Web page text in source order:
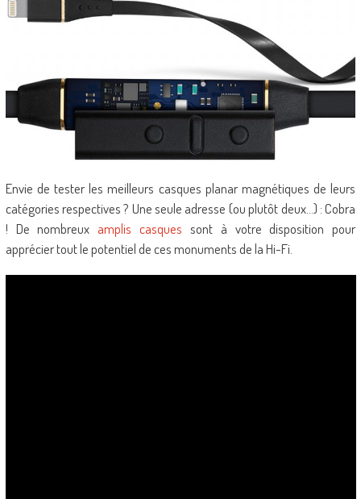
Envie de tester les meilleurs casques planar magnétiques de leurs
catégories respectives ? Une seule adresse (ou plutôt deux…) : Cobra
! De nombreux amplis casques sont à votre disposition pour
apprécier tout le potentiel de ces monuments de la Hi-Fi.